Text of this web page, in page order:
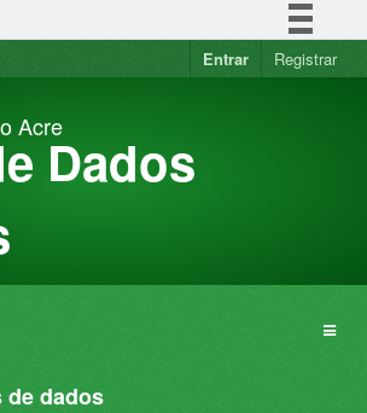
Simplifique!
Acesso à informação
Entrar Registrar
Acre
Dados
dados